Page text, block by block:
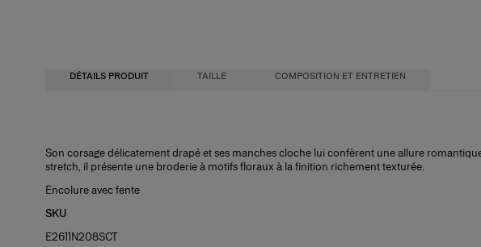
DÉTAILS PRODUIT TAILLE COMPOSITION ET ENTRETIEN
Son corsage délicatement drapé et ses manches cloche lui confèrent une allure
stretch, il présente une broderie à motifs floraux à la finition richement texturée.
Encolure avec fente
SKU
E2611N208SCT
Corsage cintré avec jupe midi forme trapèze
Coton stretch de poids moyen
97 % coton, 3 % élasthanne
Instructions de lavage